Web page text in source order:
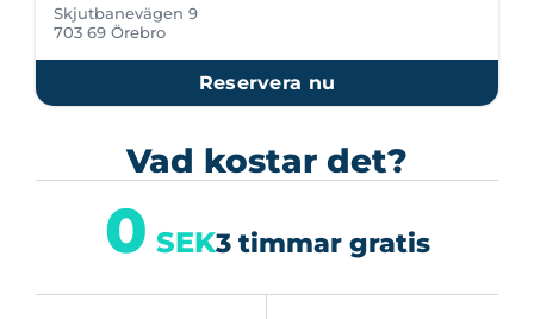
Skjutbanevägen 9
703 69 Örebro
Reservera nu
Vad kostar det?
0 SEK3 timmar gratis